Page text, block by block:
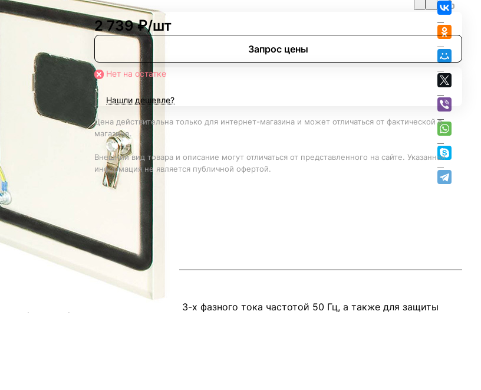
2 739 ₽/шт
Запрос цены
Нет на остатке
Нашли дешевле?
Цена действительна только для интернет-магазина и может отличаться от фактической в
магазине.
Внешний вид товара и описание могут отличаться от представленного на сайте. Указанная
информация не является публичной офертой.
энергии напряжением 380/220В 1 и 3-х фазного тока частотой 50 Гц, а также для защиты